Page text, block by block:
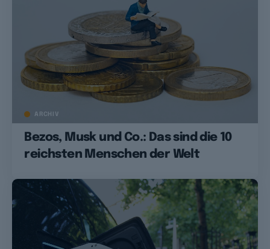
ARCHIV
Bezos, Musk und Co.: Das sind die 10
reichsten Menschen der Welt